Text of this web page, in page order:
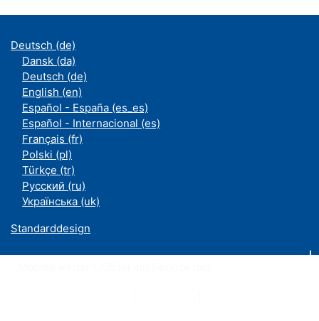
Deutsch ‎(de)‎
Dansk ‎(da)‎
Deutsch ‎(de)‎
English ‎(en)‎
Español - España ‎(es_es)‎
Español - Internacional ‎(es)‎
Français ‎(fr)‎
Polski ‎(pl)‎
Türkçe ‎(tr)‎
Русский ‎(ru)‎
Українська ‎(uk)‎
Standarddesign